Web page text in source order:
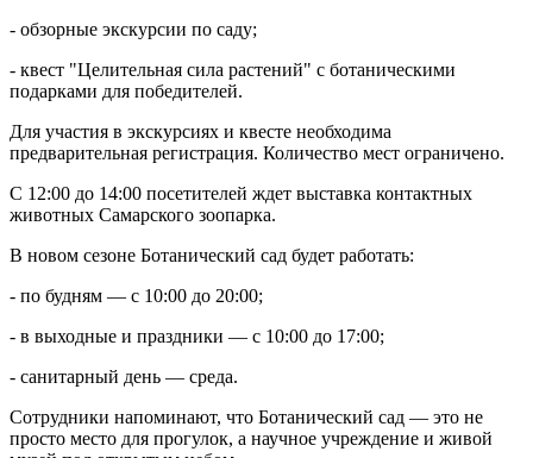
Самарца отправили в колонию за похищение телефона и
09.08.2026 | 11:28
В Тольятти спасли подростков на сапборде, которых унесло от
09.08.2026 | 10:56
9 августа на нескольких улицах Самары не будет холодной
09.08.2026 | 10:29
В Самарской области 9 августа около 5 часов действовала
09.08.2026 | 10:24
Врач перечислил полезные для работы мозга продукты
09.08.2026 | 10:05
Вячеслав Федорищев поздравил жителей Самарской области с
Днем строителя
09.08.2026 | 09:33
Персеиды: самарцам рассказали, как увидеть звездопад с 12 по
14 августа
09.08.2026 | 09:17
- обзорные экскурсии по саду;
- квест "Целительная сила растений" с ботаническими
подарками для победителей.
Для участия в экскурсиях и квесте необходима
предварительная регистрация. Количество мест ограничено.
С 12:00 до 14:00 посетителей ждет выставка контактных
животных Самарского зоопарка.
В новом сезоне Ботанический сад будет работать:
- по будням — с 10:00 до 20:00;
- в выходные и праздники — с 10:00 до 17:00;
- санитарный день — среда.
Сотрудники напоминают, что Ботанический сад — это не
просто место для прогулок, а научное учреждение и живой